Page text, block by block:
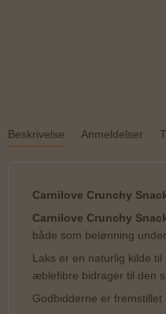
Beskrivelse Anmeldelser
Carnilove Crunchy
Carnilove Crunchy
både som belønning
Laks er en naturlig kilde
æblefibre bidrager til den
Godbidderne er